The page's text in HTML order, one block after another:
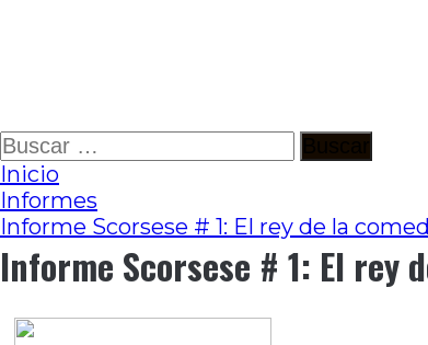
Ir
al
contenido
Buscar:
Inicio
Informes
Informe Scorsese # 1: El rey de la
Informe Scorsese # 1: El rey